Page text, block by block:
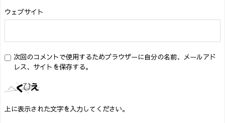
ウェブサイト
次回のコメントで使用するためブラウザーに自分の名前、メールアド
レス、サイトを保存する。
上に表示された文字を入力してください。